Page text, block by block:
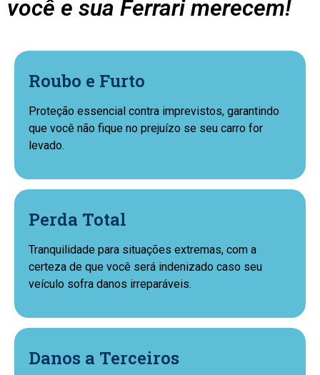
você e sua Ferrari merecem!
Roubo e Furto
Proteção essencial contra imprevistos, garantindo
que você não fique no prejuízo se seu carro for
levado.
Perda Total
Tranquilidade para situações extremas, com a
certeza de que você será indenizado caso seu
veículo sofra danos irreparáveis.
Danos a Terceiros